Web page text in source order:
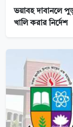
ভয়াবহ দাবানলে
খালি করার নির্দেশ